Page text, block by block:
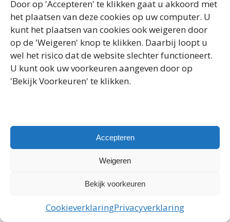
Door op 'Accepteren' te klikken gaat u akkoord met
het plaatsen van deze cookies op uw computer. U
kunt het plaatsen van cookies ook weigeren door
op de 'Weigeren' knop te klikken. Daarbij loopt u
wel het risico dat de website slechter functioneert.
U kunt ook uw voorkeuren aangeven door op
'Bekijk Voorkeuren' te klikken.
Accepteren
Weigeren
Bekijk voorkeuren
CookieverklaringPrivacyverklaring
Copyright 2025 Kleijn Houtbouw | Website:Webbureau
Marcel Binken